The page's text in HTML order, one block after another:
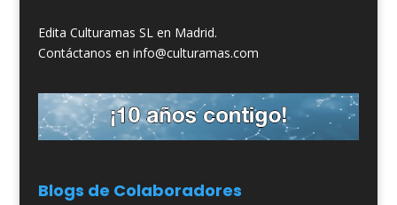
Edita Culturamas SL en Madrid.
Contáctanos en info@culturamas.com
Blogs de Colaboradores